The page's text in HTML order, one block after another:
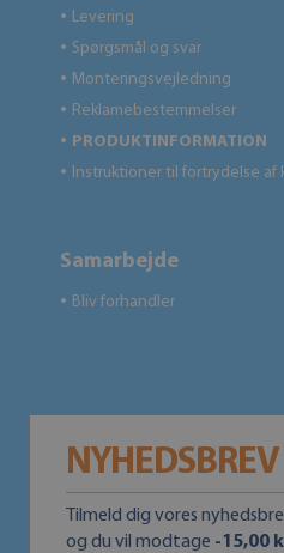
● Levering
● Spørgsmål og svar
● Monteringsvejledning
● Reklamebestemmelser
● PRODUKTINFORMATION
● Instruktioner til fortrydelse af
Samarbejde
● Bliv forhandler
NYHEDSBREV
Tilmeld dig vores
og du vil modtage -15,00